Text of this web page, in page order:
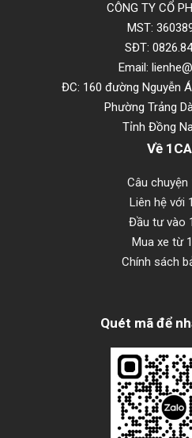
CÔNG TY CỔ
MST:
SĐT:
Email:
ĐC: 160 đường Nguyễn
Phường Trảng
Tỉnh Đồng
Về
Câu chuyện
Liên hệ với
Đầu tư vào
Mua xe từ
Chính sách
Quét mã để